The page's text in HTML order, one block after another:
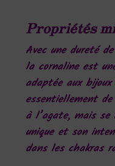
Propriétés
Avec une dureté
la cornaline est
adaptée aux
essentiellement
à l’agate, mais
unique et son
dans les chakras